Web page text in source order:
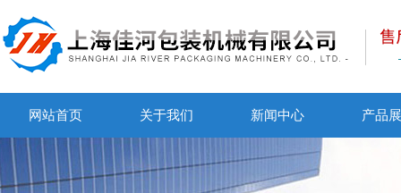
网站首页 关于我们 新闻中心 产品